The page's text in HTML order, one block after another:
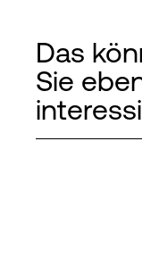
Das
Sie